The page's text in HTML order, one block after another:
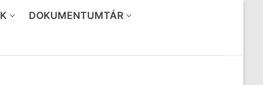
DOKUMENTUMTÁR